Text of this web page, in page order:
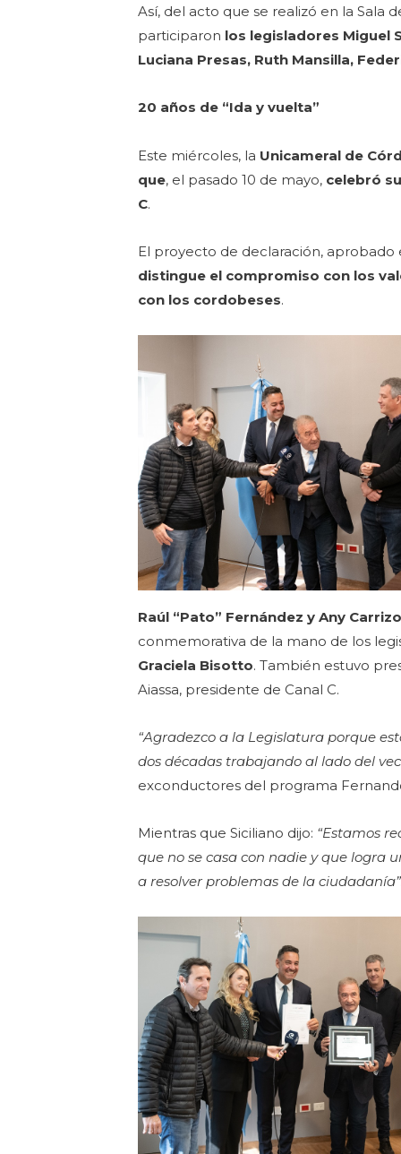
Así, del acto que se realizó en la Sala
participaron los legisladores Miguel
Luciana Presas, Ruth Mansilla,
20 años de “Ida y vuelta”
Este miércoles, la Unicameral de
que, el pasado 10 de mayo, celebró
C.
El proyecto de declaración, aprobado
distingue el compromiso con los
con los cordobeses.
Raúl “Pato” Fernández y Any Carrizo
conmemorativa de la mano de los
Graciela Bisotto. También estuvo
Aiassa, presidente de Canal C.
“Agradezco a la Legislatura porque
dos décadas trabajando al lado del
exconductores del programa
Mientras que Siciliano dijo: “Estamos
que no se casa con nadie y que logra
a resolver problemas de la